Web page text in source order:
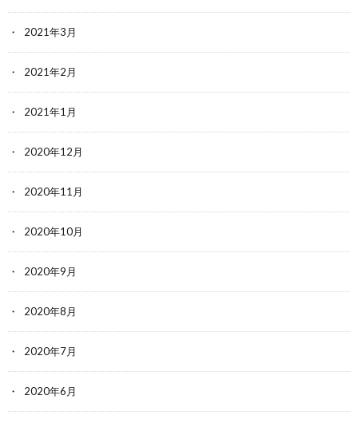
2021年3月
2021年2月
2021年1月
2020年12月
2020年11月
2020年10月
2020年9月
2020年8月
2020年7月
2020年6月